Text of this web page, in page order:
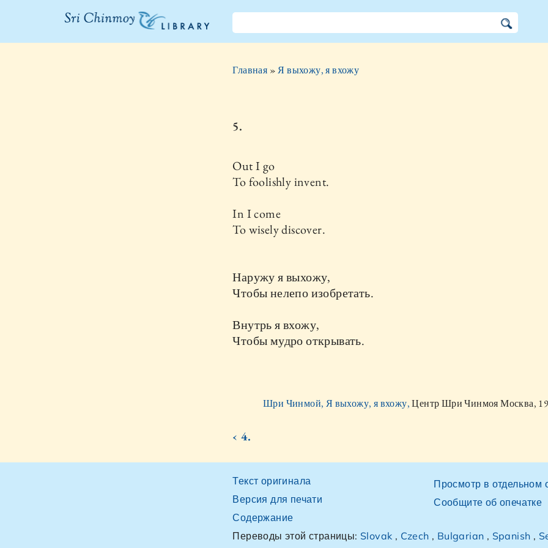
Библиотека
Главная »Я выхожу, я вхожу
5.
Out I go
To foolishly invent.
In I come
To wisely discover.
Наружу я выхожу,
Чтобы нелепо изобретать.
Внутрь я вхожу,
Чтобы мудро открывать.
Шри Чинмой, Я выхожу, я вхожу,Центр Шри Чинмоя Москва,
‹ 4.
Текст оригинала
Версия для печати
Содержание
Просмотр в отдельном
Сообщите об опечатке
Переводы этой страницы: Slovak , Czech , Bulgarian , Spanish ,